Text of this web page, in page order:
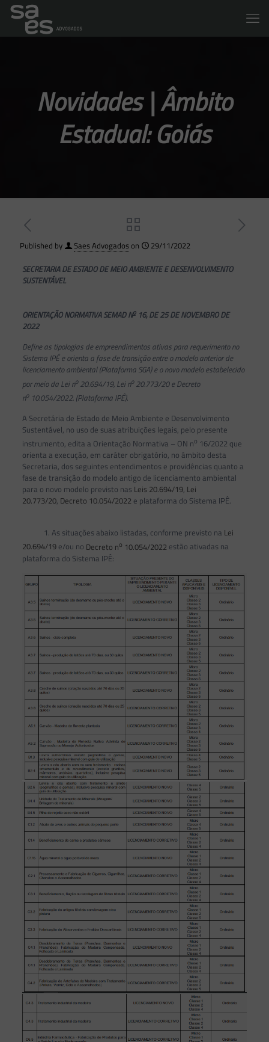
Novidades | Âmbito
Estadual: Goiás
Published by Saes Advogadoson
29/11/2022
SECRETARIA DE ESTADO DE MEIO AMBIENTE E DESENVOLVIMENTO
SUSTENTÁVEL
ORIENTAÇÃO NORMATIVA SEMAD No16, DE 25 DE NOVEMBRO DE
2022
Define as tipologias de empreendimentos ativas para requerimento no
Sistema IPÊ e orienta a fase de transição entre o modelo anterior de
licenciamento ambiental (Plataforma SGA) e o novo modelo estabelecido
por meio da Lei no20.694/19, Lei no20.773/20 e Decreto
no10.054/2022. (Plataforma IPÊ).
A Secretária de Estado de Meio Ambiente e Desenvolvimento
Sustentável, no uso de suas atribuições legais, pelo presente
instrumento, edita a Orientação Normativa – ON no 16/2022 que
orienta a execução, em caráter obrigatório, no âmbito desta
Secretaria, dos seguintes entendimentos e providências quanto a
fase de transição do modelo antigo de licenciamento ambiental
para o novo modelo previsto nas Leis 20.694/19, Lei
20.773/20, Decreto 10.054/2022 e plataforma do Sistema IPÊ.
1. As situações abaixo listadas, conforme previsto na Lei
20.694/19e/ou no Decreto no 10.054/2022 estão ativadas na
plataforma do Sistema IPÊ: